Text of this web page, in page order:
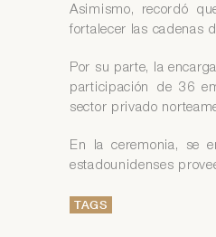
Asimismo, recordó
fortalecer las cadenas
Por su parte, la
participación de 36
sector privado
En la ceremonia, se
estadounidenses
TAGS